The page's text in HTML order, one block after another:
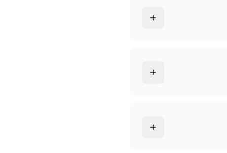
بالإنجليزية. وتشترط القواعد الفيدرالية الآن إتقان